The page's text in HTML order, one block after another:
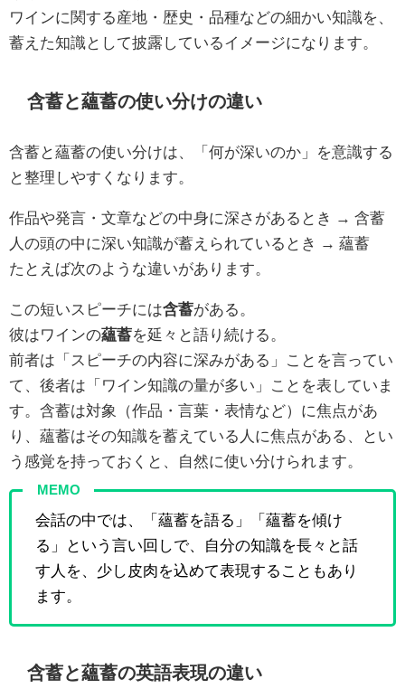
ワインに関する産地・歴史・品種などの細かい知識を、
蓄えた知識として披露しているイメージになります。
含蓄と蘊蓄の使い分けの違い
含蓄と蘊蓄の使い分けは、「何が深いのか」を意識する
と整理しやすくなります。
作品や発言・文章などの中身に深さがあるとき → 含蓄
人の頭の中に深い知識が蓄えられているとき → 蘊蓄
たとえば次のような違いがあります。
この短いスピーチには含蓄がある。
彼はワインの蘊蓄を延々と語り続ける。
前者は「スピーチの内容に深みがある」ことを言ってい
て、後者は「ワイン知識の量が多い」ことを表していま
す。含蓄は対象（作品・言葉・表情など）に焦点があ
り、蘊蓄はその知識を蓄えている人に焦点がある、とい
う感覚を持っておくと、自然に使い分けられます。
MEMO
会話の中では、「蘊蓄を語る」「蘊蓄を傾け
る」という言い回しで、自分の知識を長々と話
す人を、少し皮肉を込めて表現することもあり
ます。
含蓄と蘊蓄の英語表現の違い